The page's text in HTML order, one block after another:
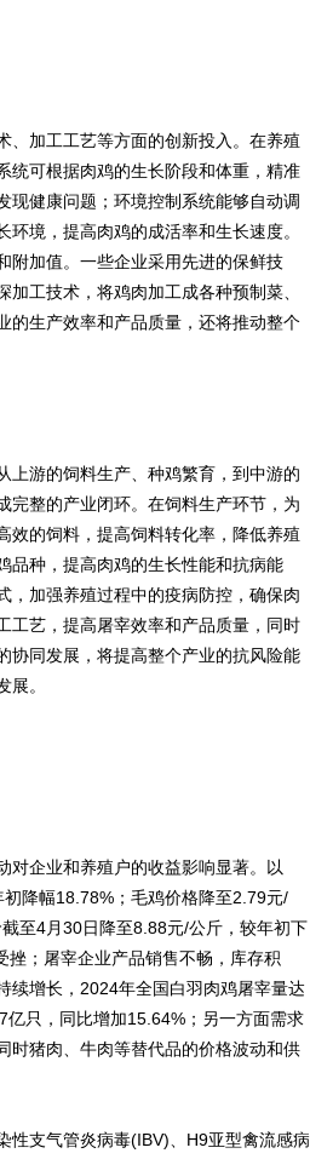
加工工艺等方面的创新投入。在养殖
统可根据肉鸡的生长阶段和体重，精准
现健康问题；环境控制系统能够自动调
境，提高肉鸡的成活率和生长速度。
附加值。一些企业采用先进的保鲜技
工技术，将鸡肉加工成各种预制菜、
的生产效率和产品质量，还将推动整个
游的饲料生产、种鸡繁育，到中游的
完整的产业闭环。在饲料生产环节，为
效的饲料，提高饲料转化率，降低养殖
品种，提高肉鸡的生长性能和抗病能
，加强养殖过程中的疫病防控，确保肉
工艺，提高屠宰效率和产品质量，同时
协同发展，将提高整个产业的抗风险能
。
企业和养殖户的收益影响显著。以
降幅18.78%；毛鸡价格降至2.79元/
至4月30日降至8.88元/公斤，较年初下
；屠宰企业产品销售不畅，库存积
续增长，2024年全国白羽肉鸡屠宰量达
只，同比增加15.64%；另一方面需求
时猪肉、牛肉等替代品的价格波动和供
支气管炎病毒(IBV)、H9亚型禽流感病